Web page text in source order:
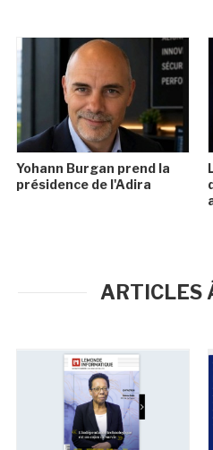
Yohann Burgan prend la
présidence de l'Adira
ARTICLES